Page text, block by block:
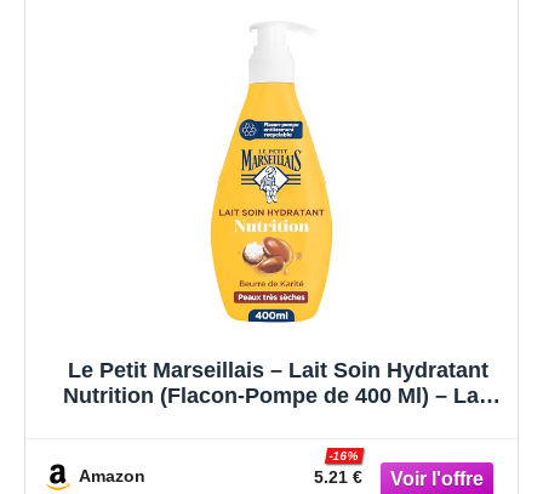
Le Petit Marseillais – Lait Soin Hydratant
Nutrition (Flacon-Pompe de 400 Ml) – Lait
24H – Lait Corporel au Beurre de Karité,
Amande Douce et Huile d'Argan
Amazon 5.21 €
-16%